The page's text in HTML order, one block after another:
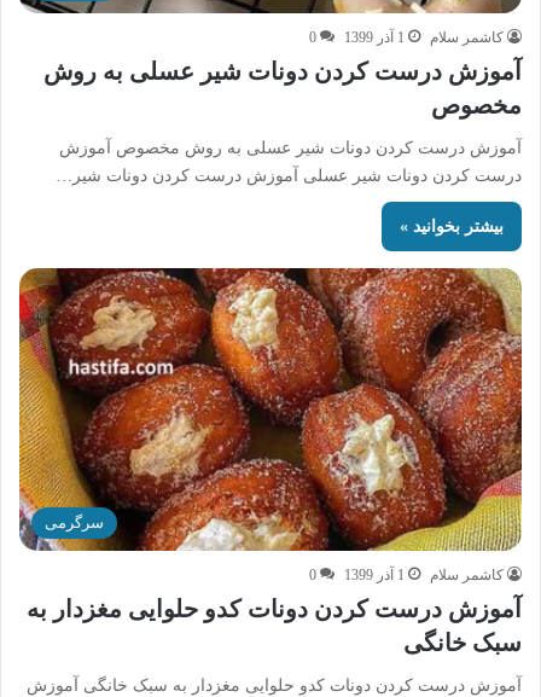
کاشمر سلام 1 آذر 1399 0
آموزش درست کردن دونات شیر عسلی به روش
مخصوص
آموزش درست کردن دونات شیر عسلی به روش مخصوص آموزش
درست کردن دونات شیر عسلی آموزش درست کردن دونات شیر…
بیشتر بخوانید »
سرگرمی
کاشمر سلام 1 آذر 1399 0
آموزش درست کردن دونات کدو حلوایی مغزدار به
سبک خانگی
آموزش درست کردن دونات کدو حلوایی مغزدار به سبک خانگی آموزش